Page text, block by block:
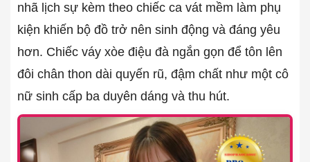
nhã lịch sự kèm theo chiếc ca vát mềm làm phụ
kiện khiến bộ đồ trở nên sinh động và đáng yêu
hơn. Chiếc váy xòe điệu đà ngắn gọn để tôn lên
đôi chân thon dài quyến rũ, đậm chất như một cô
nữ sinh cấp ba duyên dáng và thu hút.